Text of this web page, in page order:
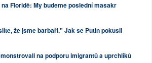
Floridě: My budeme poslední masakr
že jsme barbaři." Jak se Putin pokusil
na podporu imigrantů a uprchlíků